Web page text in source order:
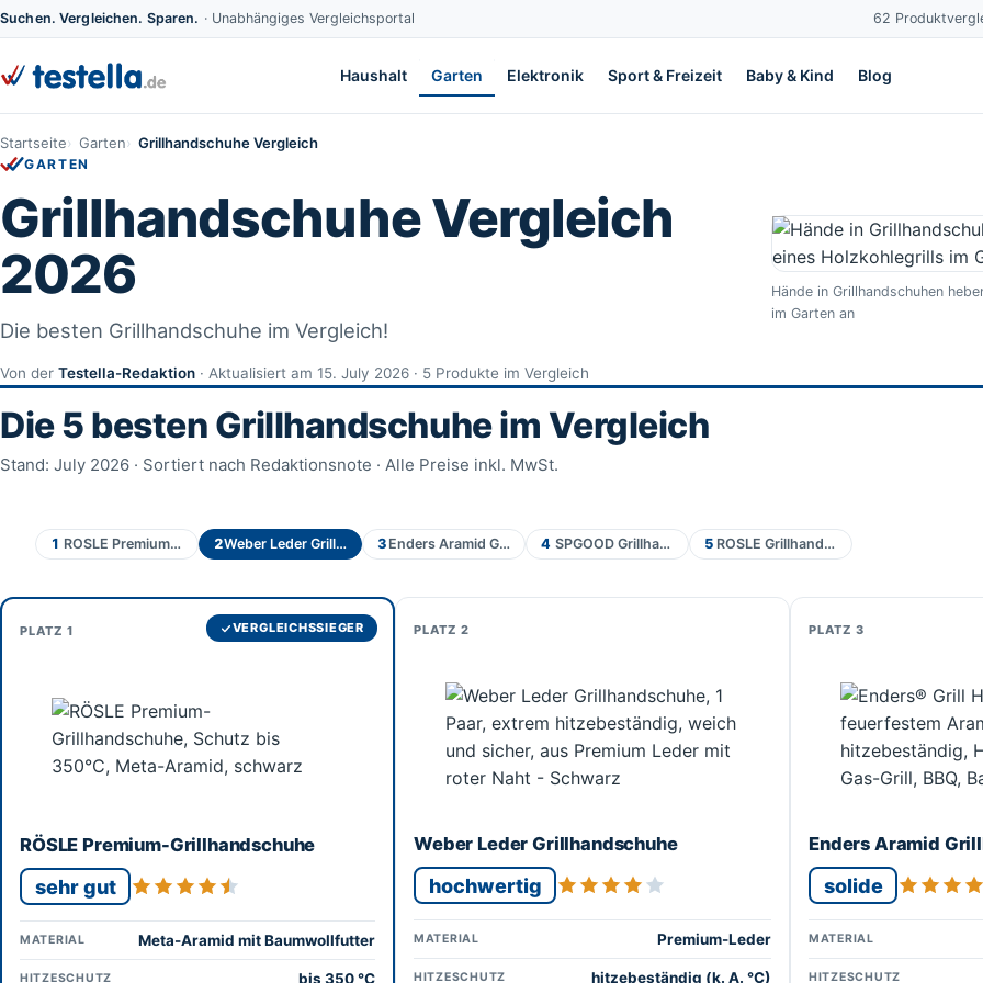
Suchen. Vergleichen. Sparen. · Unabhängiges Vergleichsportal 62
Haushalt Garten Elektronik Sport & Freizeit Baby & Kind Blog
Startseite Garten Grillhandschuhe Vergleich
GARTEN
Grillhandschuhe Vergleich
2026
Die besten Grillhandschuhe im Vergleich!
Von der Testella-Redaktion · Aktualisiert am 15. July 2026 · 5 Produkte im Vergleich
Hände in Grillhandschuhen
im Garten an
Die 5 besten Grillhandschuhe im Vergleich
Stand: July 2026 · Sortiert nach Redaktionsnote · Alle Preise inkl. MwSt.
1 RÖSLE Premium-Grillhandschuhe
2Weber Leder Grillhandschuhe
3 Enders Aramid Grillhandschuhe
4 SPGOOD Grillhandschuhe 800°
5 RÖSLE Grillhandschuhe Leder 24/XL
1 VERGLEICHSSIEGER
RÖSLE Premium-Grillhandschuhe
sehr gut
MATERIAL Meta-Aramid mit Baumwollfutter
HITZESCHUTZ bis 350 °C
2
Weber Leder Grillhandschuhe
hochwertig
MATERIAL Premium-Leder
HITZESCHUTZ hitzebeständig (k. A. °C)
3
Enders Aramid
solide
MATERIAL
HITZESCHUTZ